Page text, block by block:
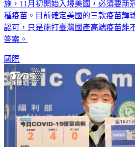
施，11月初開始入境美國，必須要新
種疫苗。目前確定美國的三款疫苗輝
認可，只是施打臺灣國產高端疫苗能
答案。
國際